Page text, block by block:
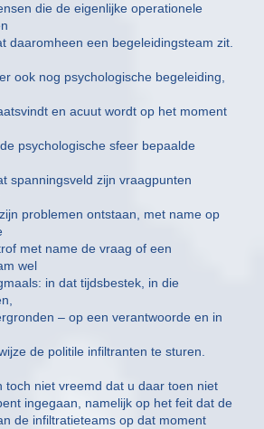
die de eigenlijke operationele
daaromheen een begeleidingsteam zit.
ook nog psychologische begeleiding,
en acuut wordt op het moment
psychologische sfeer bepaalde
spanningsveld zijn vraagpunten
problemen ontstaan, met name op
met name de vraag of een
wel
in dat tijdsbestek, in die
– op een verantwoorde en in
de politile infiltranten te sturen.
toch niet vreemd dat u daar toen niet
ingegaan, namelijk op het feit dat de
de infiltratieteams op dat moment